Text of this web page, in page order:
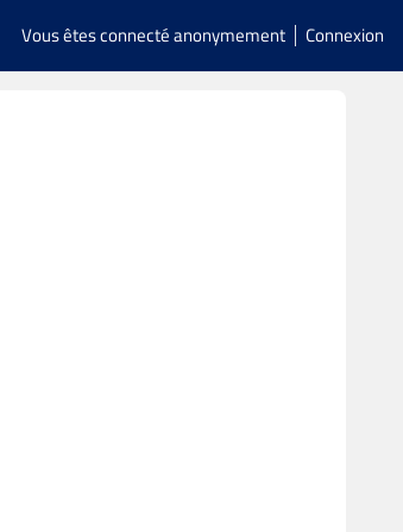
Vous êtes connecté anonymement Connexion